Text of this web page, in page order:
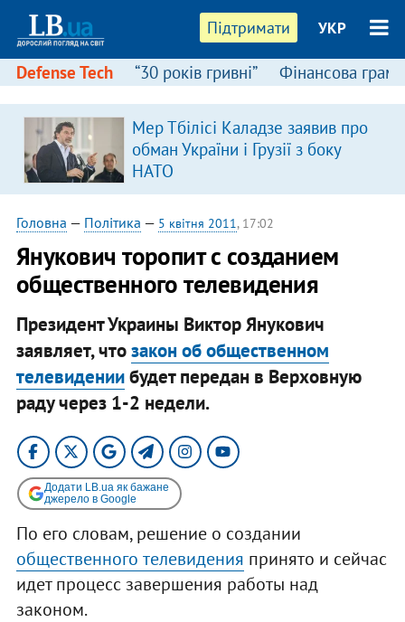
Підтримати УКР
Defense Tech “30 років гривні” Фінансова
Мер Тбілісі Каладзе заявив про
обман України і Грузії з боку
НАТО
Головна — Політика — 5 квітня 2011, 17:02
Янукович торопит с созданием
общественного телевидения
Президент Украины Виктор Янукович
заявляет, чтозакон об общественном
телевидениибудет передан в Верховную
раду через 1-2 недели.
Додати LB.ua як бажане
джерело в Google
По его словам, решение о создании
общественного телевидения принято и сейчас
идет процесс завершения работы над
законом.